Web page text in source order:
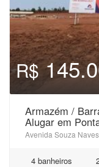
R$
Armazém /
Alugar em
4 banheiros